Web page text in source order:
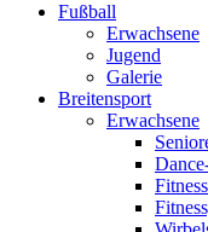
Fußball
Erwachsene
Jugend
Galerie
Breitensport
Erwachsene